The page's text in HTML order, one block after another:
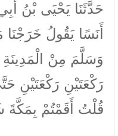
حَدَّثَنَا يَحْيَى بْنُ
أَنَسًا يَقُولُ خَرَجْنَا
وَسَلَّمَ مِنْ
رَكْعَتَيْنِ رَكْعَتَيْنِ
قُلْتُ أَقَمْتُمْ بِمَكَّةَ